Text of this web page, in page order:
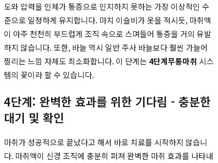
도와 압력을 인체가 통증으로 인지하지 못하는 가장 이상적인 수
준으로 일정하게 유지합니다. 마치 이슬비가 옷을 적시듯, 마취액
이 아주 천천히 부드럽게 조직 속으로 스며들어 통증을 거의 유발
하지 않습니다. 또한, 바늘 역시 일반 주사 바늘보다 훨씬 가늘어
찔리는 느낌 자체도 최소화합니다. 이 단계는 4단계무통마취 시스
템의 꽃이라 할 수 있습니다.
4단계: 완벽한 효과를 위한 기다림 - 충분한
대기 및 확인
마취가 성공적으로 끝났다고 해서 바로 치료를 시작하지 않습니
다. 마취액이 신경 조직에 충분히 퍼져 완벽한 마취 효과를 나타내